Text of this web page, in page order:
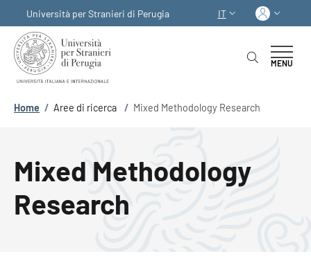
Università per Stranieri di Perugia
SELETTORE LINGUA:
IT
MENU
Briciole di pane
Home / Aree di ricerca / Mixed Methodology Research
Mixed Methodology
Research